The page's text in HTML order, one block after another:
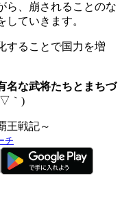
ら、崩されることのな
ていきます。
することで国力を増
名な武将たちとまちづ
｀)
王戦記～
チ